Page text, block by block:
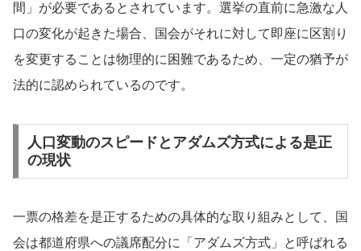
間」が必要であるとされています。選挙の直前に急激な人
口の変化が起きた場合、国会がそれに対して即座に区割り
を変更することは物理的に困難であるため、一定の猶予が
法的に認められているのです。
人口変動のスピードとアダムズ方式による是正
の現状
一票の格差を是正するための具体的な取り組みとして、国
会は都道府県への議席配分に「アダムズ方式」と呼ばれる